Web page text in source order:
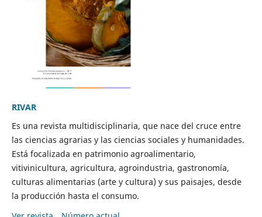
RIVAR
Es una revista multidisciplinaria, que nace del cruce entre
las ciencias agrarias y las ciencias sociales y humanidades.
Está focalizada en patrimonio agroalimentario,
vitivinicultura, agricultura, agroindustria, gastronomía,
culturas alimentarias (arte y cultura) y sus paisajes, desde
la producción hasta el consumo.